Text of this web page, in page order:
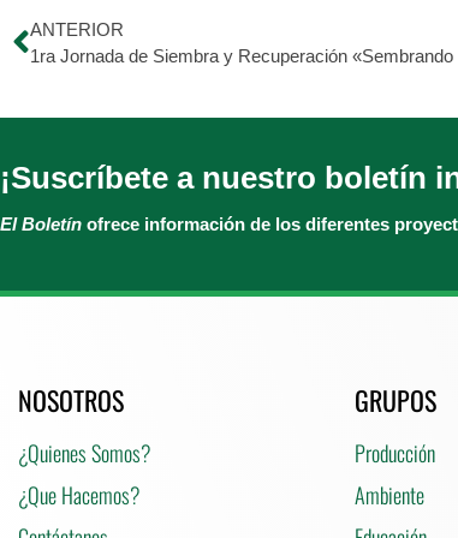
ANTERIOR
¡Suscríbete a nuestro boletín
El Boletín ofrece información de los diferentes
NOSOTROS
¿Quienes Somos?
¿Que Hacemos?
GRUPOS
Producción
Ambiente